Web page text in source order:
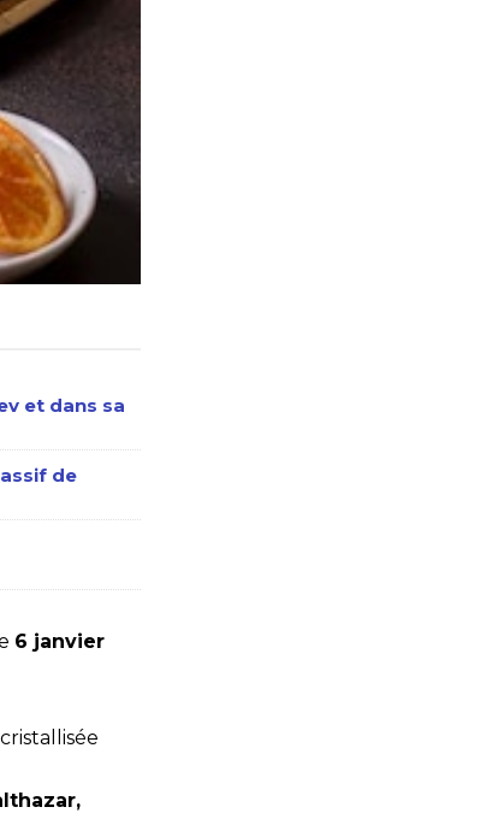
et dans sa
de
6 janvier